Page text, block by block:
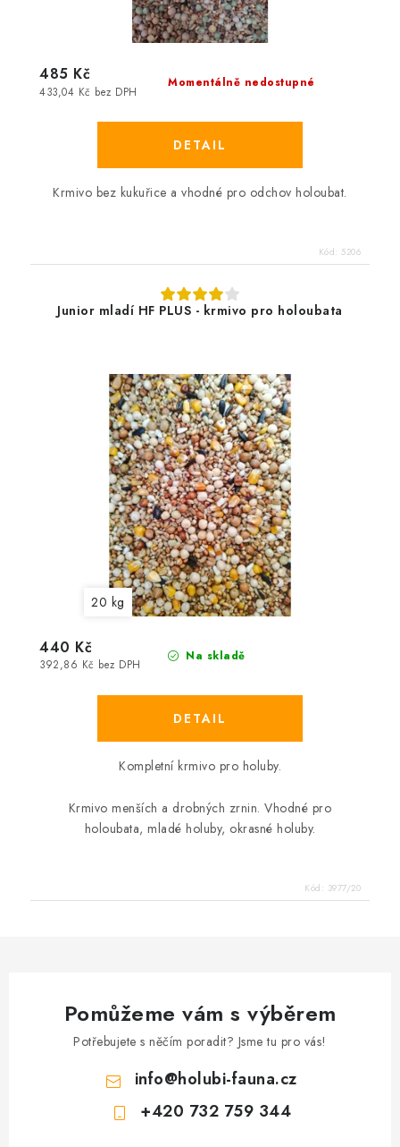
Momentálně nedostupné
433,04 Kč bez DPH
485 Kč
Krmivo bez kukuřice a vhodné pro odchov holoubat.
Kód: 5206
Junior mladí HF PLUS - krmivo pro holoubata
20 kg
Na skladě
392,86 Kč bez DPH
440 Kč
Kompletní krmivo pro holuby.
Krmivo menších a drobných zrnin. Vhodné pro
holoubata, mladé holuby, okrasné holuby.
Kód: 3977/20
Pomůžeme vám s výběrem
Potřebujete s něčím poradit? Jsme tu pro vás!
info@holubi-fauna.cz
+420 732 759 344